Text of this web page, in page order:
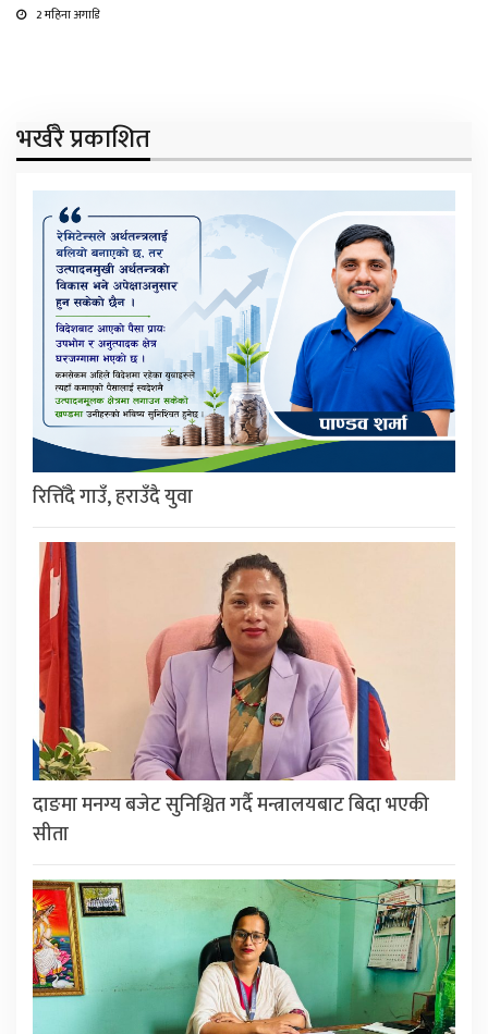
2 महिना अगाडि
भर्खरै प्रकाशित
रित्तिँदै गाउँ, हराउँदै युवा
दाङमा मनग्य बजेट सुनिश्चित गर्दै मन्त्रालयबाट बिदा भएकी
सीता